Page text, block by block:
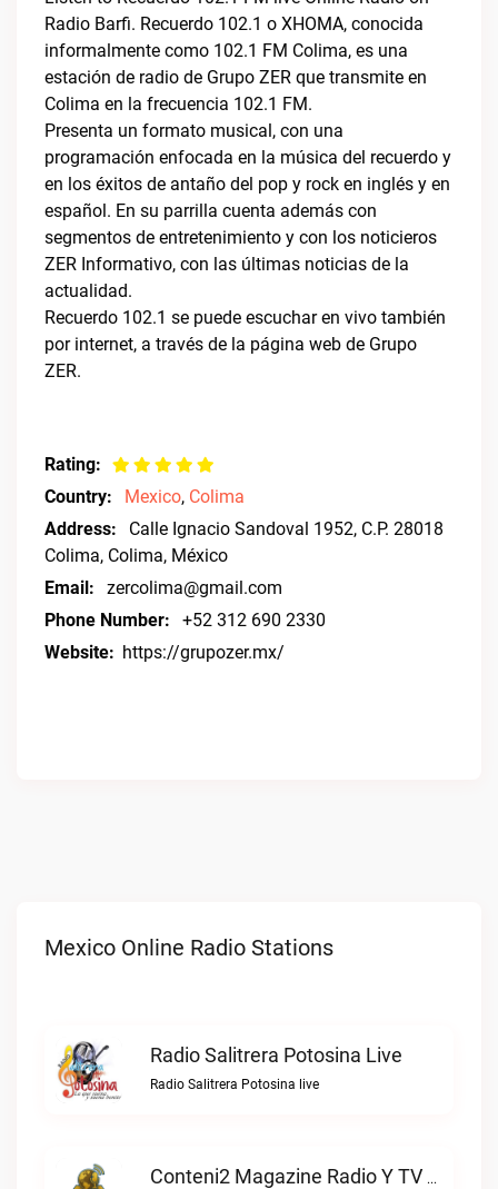
Radio Barfi. Recuerdo 102.1 o XHOMA, conocida
informalmente como 102.1 FM Colima, es una
estación de radio de Grupo ZER que transmite en
Colima en la frecuencia 102.1 FM.
Presenta un formato musical, con una
programación enfocada en la música del recuerdo y
en los éxitos de antaño del pop y rock en inglés y en
español. En su parrilla cuenta además con
segmentos de entretenimiento y con los noticieros
ZER Informativo, con las últimas noticias de la
actualidad.
Recuerdo 102.1 se puede escuchar en vivo también
por internet, a través de la página web de Grupo
ZER.
Rating:
Country:
Mexico, Colima
Address:
Calle Ignacio Sandoval 1952, C.P. 28018
Colima, Colima, México
Email:
zercolima@gmail.com
Phone Number:
+52 312 690 2330
Website: https://grupozer.mx/
Mexico Online Radio Stations
Radio Salitrera Potosina Live
Radio Salitrera Potosina live
Conteni2 Magazine Radio Y TV Digital Live